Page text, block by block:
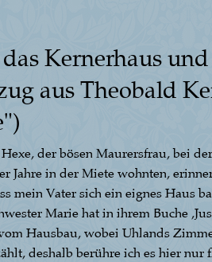
Kernerhaus
aus Theobald
der bösen Maurersfrau, bei
Jahre in der Miete wohnten,
mein Vater sich ein eignes Haus
Marie hat in ihrem Buche
Hausbau, wobei Uhlands
deshalb berühre ich es hier nur